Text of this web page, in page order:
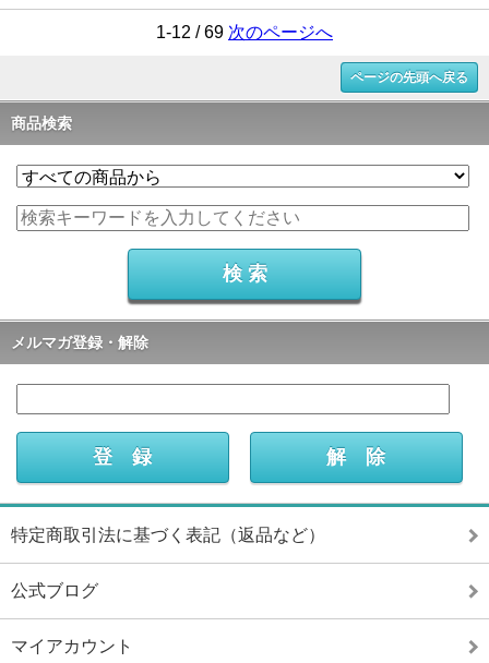
1-12 / 69 次のページへ
ページの先頭へ戻る
商品検索
メルマガ登録・解除
特定商取引法に基づく表記（返品など）
公式ブログ
マイアカウント